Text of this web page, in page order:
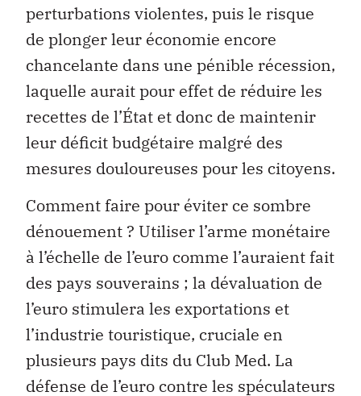
perturbations violentes, puis le risque
de plonger leur économie encore
chancelante dans une pénible récession,
laquelle aurait pour effet de réduire les
recettes de l’État et donc de maintenir
leur déficit budgétaire malgré des
mesures douloureuses pour les citoyens.
Comment faire pour éviter ce sombre
dénouement ? Utiliser l’arme monétaire
à l’échelle de l’euro comme l’auraient fait
des pays souverains ; la dévaluation de
l’euro stimulera les exportations et
l’industrie touristique, cruciale en
plusieurs pays dits du Club Med. La
défense de l’euro contre les spéculateurs